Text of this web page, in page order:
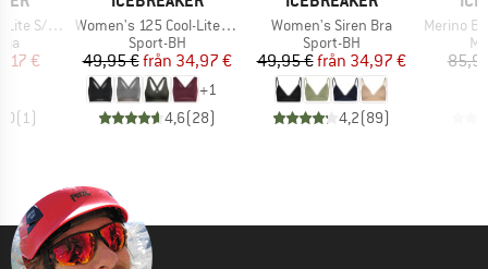
The Peaks
pris
€
(1)
Produkter
Women's 125 Cool-Lite Sprite Racerback Bra
Produktgrupp
Sport-BH
Pris
49,95 € Reducerat pris
från 34,97 €
+1
4,6(28)
Produkter
Women's Siren Bra
Produktgrupp
Sport-BH
Pris
49,95 € Reducerat pris
från 34,97 €
4,2(89)
Produkter
Merino Blend 125